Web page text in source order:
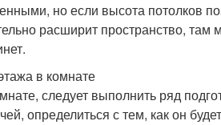
но если высота потолков
расширит пространство, там
в комнате
следует выполнить ряд
определиться с тем, как он